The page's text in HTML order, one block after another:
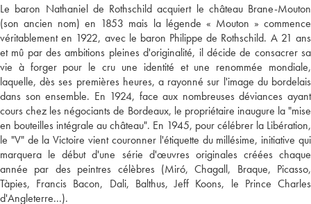
Le baron Nathaniel de Rothschild acquiert le château Brane-Mouton
(son ancien nom) en 1853 mais la légende « Mouton » commence
véritablement en 1922, avec le baron Philippe de Rothschild. A 21 ans
et mû par des ambitions pleines d'originalité, il décide de consacrer sa
vie à forger pour le cru une identité et une renommée mondiale,
laquelle, dès ses premières heures, a rayonné sur l'image du bordelais
dans son ensemble. En 1924, face aux nombreuses déviances ayant
cours chez les négociants de Bordeaux, le propriétaire inaugure la "mise
en bouteilles intégrale au château". En 1945, pour célébrer la Libération,
le "V" de la Victoire vient couronner l'étiquette du millésime, initiative qui
marquera le début d'une série d'œuvres originales créées chaque
année par des peintres célèbres (Miró, Chagall, Braque, Picasso,
Tàpies, Francis Bacon, Dali, Balthus, Jeff Koons, le Prince Charles
d'Angleterre...).